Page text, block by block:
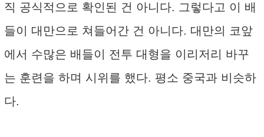
직 공식적으로 확인된 건 아니다. 그렇다고 이 배
들이 대만으로 쳐들어간 건 아니다. 대만의 코앞
에서 수많은 배들이 전투 대형을 이리저리 바꾸
는 훈련을 하며 시위를 했다. 평소 중국과 비슷하
다.